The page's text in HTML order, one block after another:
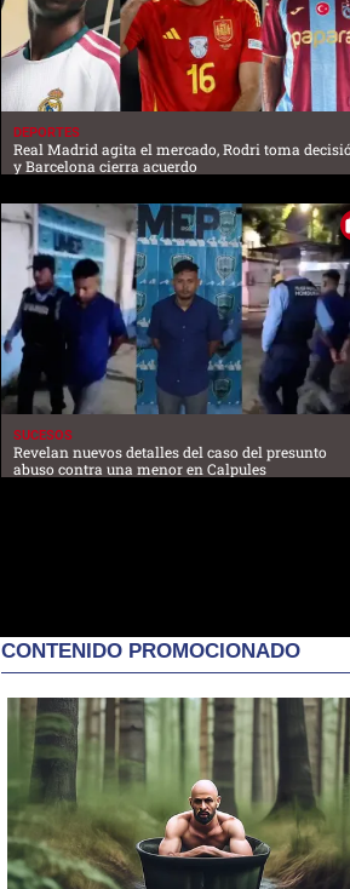
DEPORTES
Real Madrid agita el mercado, Rodri toma
y Barcelona cierra acuerdo
SUCESOS
Revelan nuevos detalles del caso del presunto
abuso contra una menor en Calpules
CONTENIDO PROMOCIONADO